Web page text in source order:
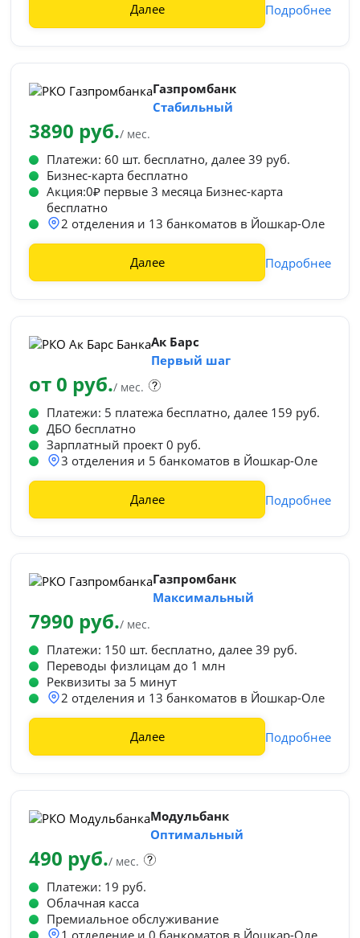
Далее Подробнее
Газпромбанк
Стабильный
3890 руб./ мес.
Платежи: 60 шт. бесплатно, далее 39 руб.
Бизнес-карта бесплатно
Акция:0₽ первые 3 месяца Бизнес-карта
бесплатно
2 отделения и 13 банкоматов в Йошкар-Оле
Далее Подробнее
Ак Барс
Первый шаг
от 0 руб./ мес.
Платежи: 5 платежа бесплатно, далее 159 руб.
ДБО бесплатно
Зарплатный проект 0 руб.
3 отделения и 5 банкоматов в Йошкар-Оле
Далее Подробнее
Газпромбанк
Максимальный
7990 руб./ мес.
Платежи: 150 шт. бесплатно, далее 39 руб.
Переводы физлицам до 1 млн
Реквизиты за 5 минут
2 отделения и 13 банкоматов в Йошкар-Оле
Далее Подробнее
Модульбанк
Оптимальный
490 руб./ мес.
Платежи: 19 руб.
Облачная касса
Премиальное обслуживаниe
1 отделение и 0 банкоматов в Йошкар-Оле